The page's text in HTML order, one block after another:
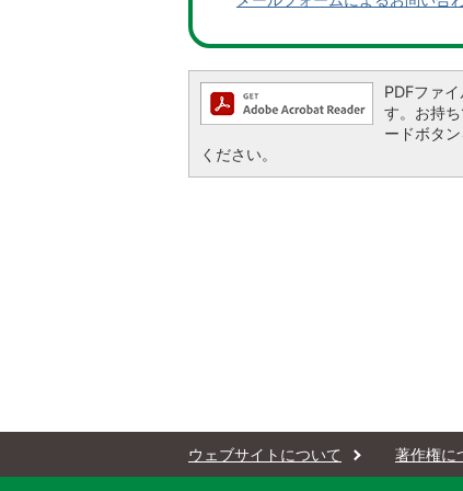
PDFファ
す。お持
ードボタ
ください。
ウェブサイトについて 著作権に